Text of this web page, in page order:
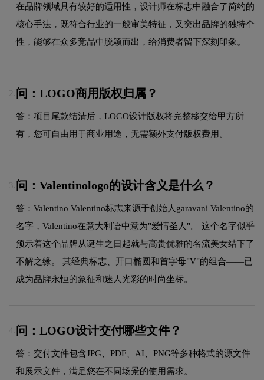
在品牌领域具有较好的适用性，设计师在标志中融合了简约的
核心手法，既符合行业的一般审美特征，又突出品牌的独特个
性，能够在众多竞品中脱颖而出，给消费者留下深刻印象。
2. 问：LOGO商用版权归属？
答：项目尾款结清后，LOGO设计版权将完整移交给甲方所
有，您可自由用于商业用途，无需额外支付版权费用。
3. 问：Valentinologo的设计含义是什么？
答：Valentino Valentino标志来源于创始人garavani Valentino的
名字，Valentino在意大利语中意为"爱情圣人"。 这个名字似乎
预示着这个品牌从诞生之日起就与高贵优雅的名流美女结下了
不解之缘。 其经典标志、开口椭圆和首字母"V"的组合——已
成为品牌永恒的象征和迷人光彩的时尚坐标。
4. 问：LOGO设计交付哪些文件？
答：交付文件包含JPG、PDF、AI、PNG等多种格式的源文件
和展示文件，满足您在不同场景的使用需求。